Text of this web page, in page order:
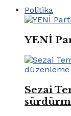
Politika
YENİ
Sezai